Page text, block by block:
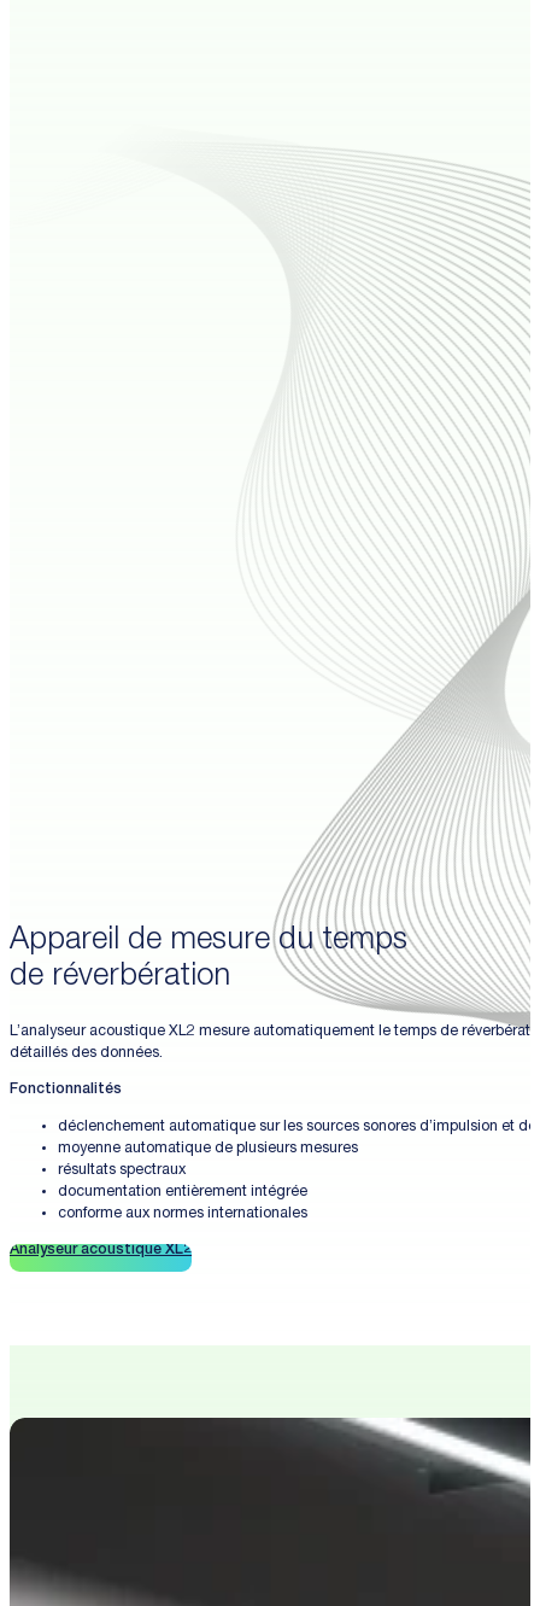
Appareil de mesure du temps
de réverbération
L’analyseur acoustique XL2 mesure automatiquement le temps de
détaillés des données.
Fonctionnalités
déclenchement automatique sur les sources sonores d’impulsion et de
moyenne automatique de plusieurs mesures
résultats spectraux
documentation entièrement intégrée
conforme aux normes internationales
Analyseur acoustique XL2